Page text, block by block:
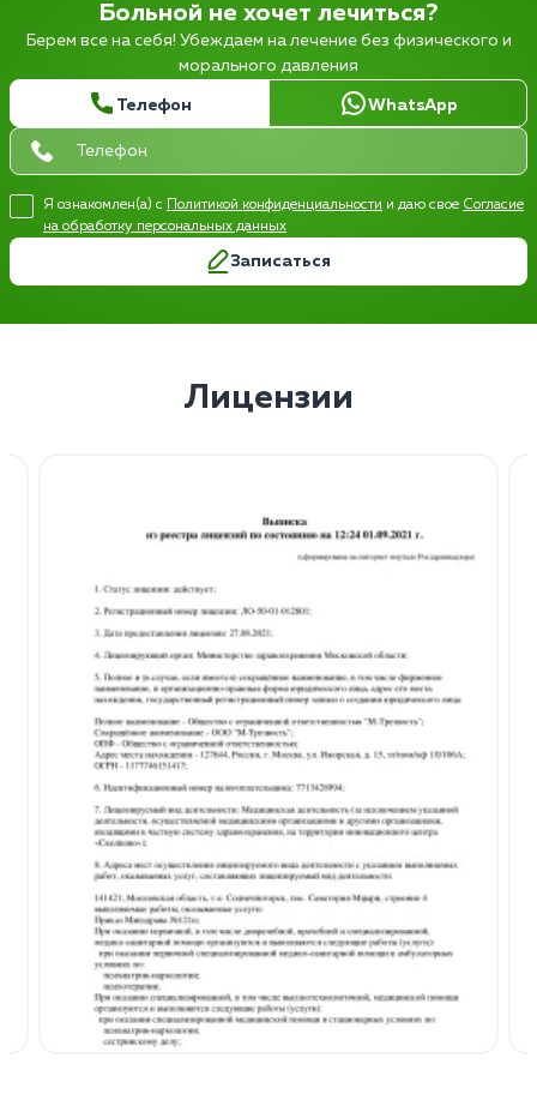
Больной не хочет лечиться?
Берем все на себя! Убеждаем на лечение без физического и
морального давления
Телефон WhatsApp
Я ознакомлен(а) с Политикой конфиденциальности и даю свое Согласие
на обработку персональных данных
Записаться
Лицензии